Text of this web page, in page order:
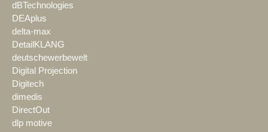
dBTechnologies
DEAplus
delta-max
DetailKLANG
deutschewerbewelt
Digital Projection
Digitech
dimedis
DirectOut
dlp motive